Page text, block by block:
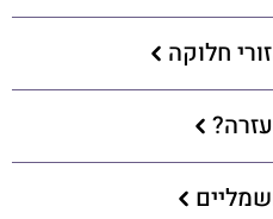
חלוקה